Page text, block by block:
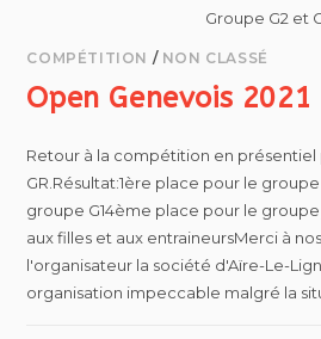
Groupe G2 et
COMPÉTITION / NON CLASSÉ
Open Genevois 2021
Retour à la compétition en présentiel
GR.Résultat:1ère place pour le
groupe G14ème place pour le
aux filles et aux entraineursMerci à
l'organisateur la société d'Aïre-Le-
organisation impeccable malgré la